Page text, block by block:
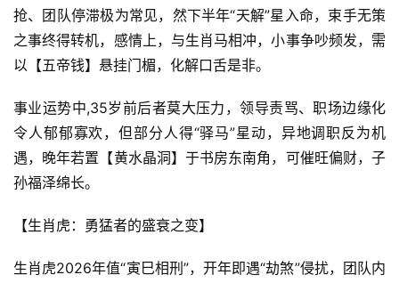
抢、团队停滞极为常见，然下半年“天解”星入命，束手无策
之事终得转机，感情上，与生肖马相冲，小事争吵频发，需
以【五帝钱】悬挂门楣，化解口舌是非。
事业运势中,35岁前后者莫大压力，领导责骂、职场边缘化
令人郁郁寡欢，但部分人得“驿马”星动，异地调职反为机
遇，晚年若置【黄水晶洞】于书房东南角，可催旺偏财，子
孙福泽绵长。
【生肖虎：勇猛者的盛衰之变】
生肖虎2026年值“寅巳相刑”，开年即遇“劫煞”侵扰，团队内